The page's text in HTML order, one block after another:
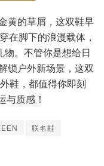
黄的草屑，这双鞋早
在脚下的浪漫载体，
物。不管你是想给日
锁户外新场景，这双
鞋，都值得你即刻
与质感！
联名鞋